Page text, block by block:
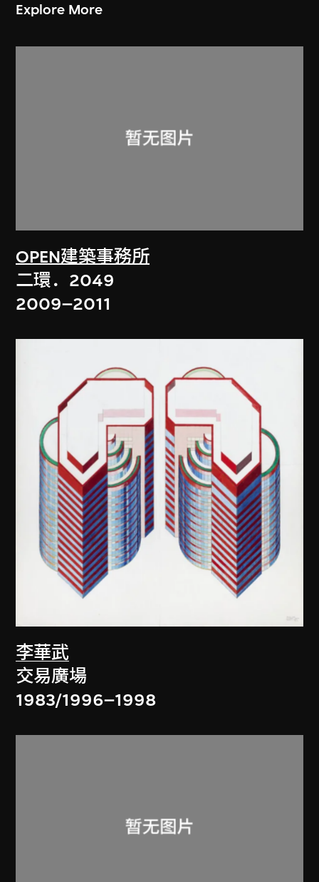
Explore More
OPEN建築事務所
二環．2049
2009–2011
李華武
交易廣場
1983/1996–1998